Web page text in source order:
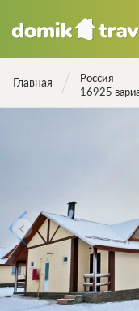
Главная
Россия
16925